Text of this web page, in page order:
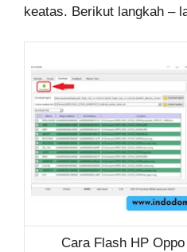
keatas. Berikut langkah –
Cara Flash HP